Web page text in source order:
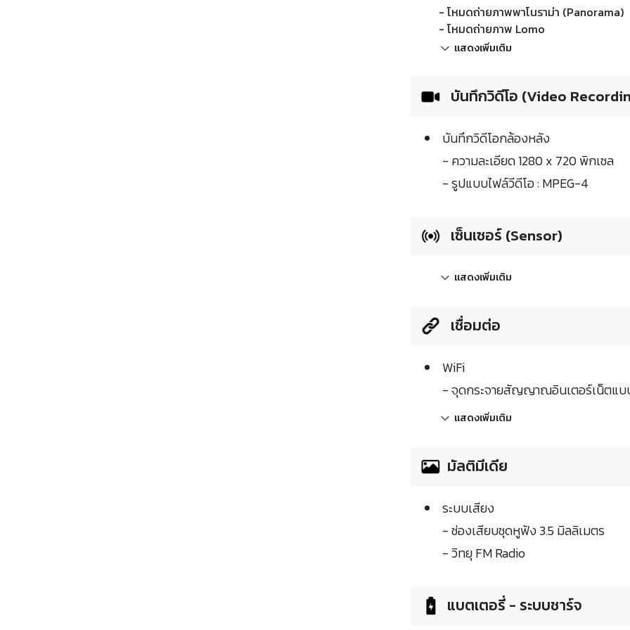
- โหมดถ่ายภาพพาโนราม่า (Panorama)
- โหมดถ่ายภาพ Lomo
แสดงเพิ่มเติม
บันทึกวิดีโอ (Video
บันทึกวิดีโอกล้องหลัง
- ความละเอียด 1280 x 720 พิกเซล
- รูปแบบไฟล์วีดีโอ : MPEG-4
เซ็นเซอร์ (Sensor)
แสดงเพิ่มเติม
เชื่อมต่อ
WiFi
- จุดกระจายสัญญาณอินเตอร์เน็ตแ
แสดงเพิ่มเติม
มัลติมีเดีย
ระบบเสียง
- ช่องเสียบชุดหูฟัง 3.5 มิลลิเมตร
- วิทยุ FM Radio
แบตเตอรี่ - ระบบชาร์จ